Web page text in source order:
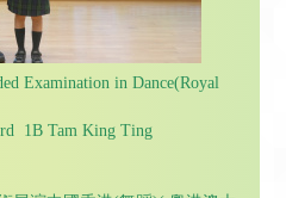
Examination in Dance(Royal
1B Tam King Ting